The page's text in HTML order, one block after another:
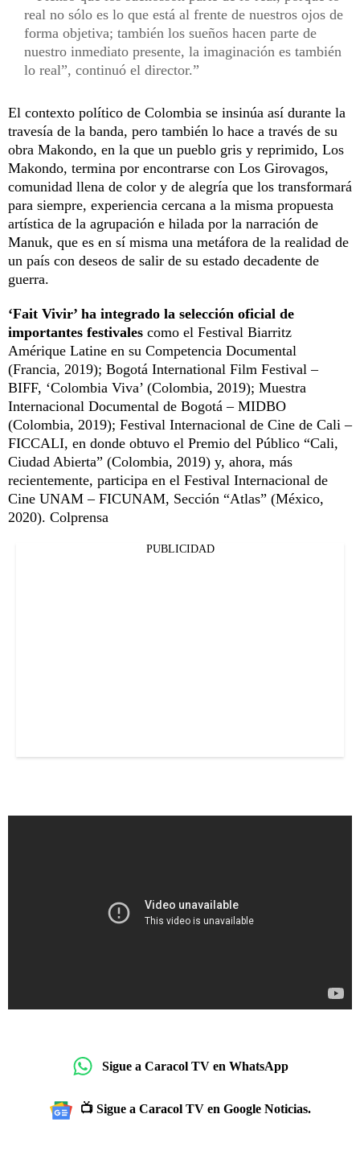
real no sólo es lo que está al frente de nuestros ojos de
forma objetiva; también los sueños hacen parte de
nuestro inmediato presente, la imaginación es también
lo real”, continuó el director.
El contexto político de Colombia se insinúa así durante la
travesía de la banda, pero también lo hace a través de su
obra Makondo, en la que un pueblo gris y reprimido, Los
Makondo, termina por encontrarse con Los Girovagos,
comunidad llena de color y de alegría que los transformará
para siempre, experiencia cercana a la misma propuesta
artística de la agrupación e hilada por la narración de
Manuk, que es en sí misma una metáfora de la realidad de
un país con deseos de salir de su estado decadente de
guerra.
‘Fait Vivir’ ha integrado la selección oficial de
importantes festivales como el Festival Biarritz
Amérique Latine en su Competencia Documental
(Francia, 2019); Bogotá International Film Festival –
BIFF, ‘Colombia Viva’ (Colombia, 2019); Muestra
Internacional Documental de Bogotá – MIDBO
(Colombia, 2019); Festival Internacional de Cine de Cali –
FICCALI, en donde obtuvo el Premio del Público “Cali,
Ciudad Abierta” (Colombia, 2019) y, ahora, más
recientemente, participa en el Festival Internacional de
Cine UNAM – FICUNAM, Sección “Atlas” (México,
2020). Colprensa
PUBLICIDAD
Sigue a Caracol TV en WhatsApp
📺 Sigue a Caracol TV en Google Noticias.